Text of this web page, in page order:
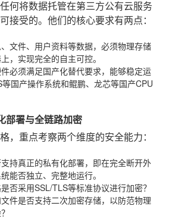
何将数据托管在第三方公有云服务
接受的。他们的核心要求有两点：
文件、用户资料等数据，必须物理存储
，实现完全的自主可控。
必须满足国产化替代要求，能够稳定运
国产操作系统和鲲鹏、龙芯等国产CPU
部署与全链路加密
，重点考察两个维度的安全能力：
持真正的私有化部署，即在完全断开外
能否独立、完整地运行。
否采用SSL/TLS等标准协议进行加密？
件是否支持二次加密存储，以防范物理